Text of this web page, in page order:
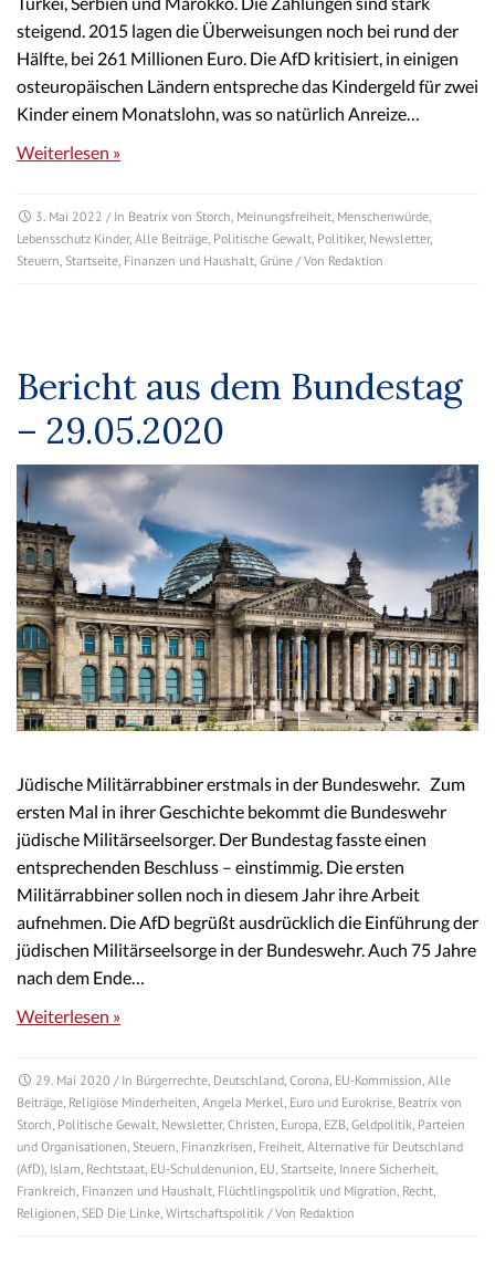
steigend. 2015 lagen die Überweisungen noch bei rund der
Hälfte, bei 261 Millionen Euro. Die AfD kritisiert, in einigen
osteuropäischen Ländern entspreche das Kindergeld für zwei
Kinder einem Monatslohn, was so natürlich Anreize…
Weiterlesen »
3. Mai 2022 / In Beatrix von Storch Meinungsfreiheit Menschenwürde
Lebensschutz Kinder, Alle Beiträge Politische Gewalt Politiker, Newsletter,
Steuern Startseite Finanzen und Haushalt Grüne / Von Redaktion
Bericht aus dem Bundestag
– 29.05.2020
Jüdische Militärrabbiner erstmals in der Bundeswehr. Zum
ersten Mal in ihrer Geschichte bekommt die Bundeswehr
jüdische Militärseelsorger. Der Bundestag fasste einen
entsprechenden Beschluss – einstimmig. Die ersten
Militärrabbiner sollen noch in diesem Jahr ihre Arbeit
aufnehmen. Die AfD begrüßt ausdrücklich die Einführung der
jüdischen Militärseelsorge in der Bundeswehr. Auch 75 Jahre
nach dem Ende…
Weiterlesen »
29. Mai 2020 / In Bürgerrechte Deutschland Corona EU-Kommission Alle
Beiträge Religiöse Minderheiten Angela Merkel Euro und Eurokrise Beatrix von
Storch Politische Gewalt Newsletter, Christen Europa EZB Geldpolitik Parteien
und Organisationen Steuern Finanzkrisen Freiheit Alternative für Deutschland
(AfD) Islam Rechtstaat EU-Schuldenunion EU Startseite Innere Sicherheit
Frankreich Finanzen und Haushalt Flüchtlingspolitik und Migration Recht
Religionen SED Die Linke Wirtschaftspolitik / Von Redaktion